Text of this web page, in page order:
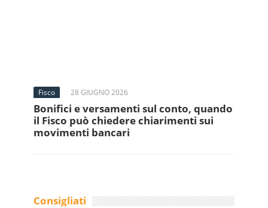
Fisco 28 GIUGNO 2026
Bonifici e versamenti sul conto, quando
il Fisco può chiedere chiarimenti sui
movimenti bancari
Consigliati